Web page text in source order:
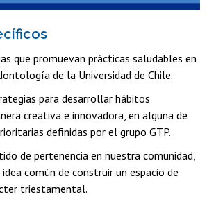
que promuevan prácticas saludables en
de la Universidad de Chile.
para desarrollar hábitos
creativa e innovadora, en alguna de
definidas por el grupo GTP.
de pertenencia en nuestra comunidad,
común de construir un espacio de
triestamental.